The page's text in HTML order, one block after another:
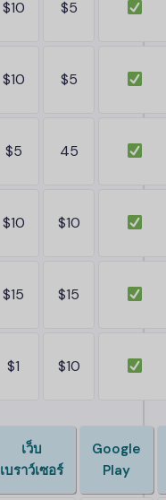
$10 $5
$10 $5
$5 45
$10 $10
$15 $15
$1 $10
เว็บ
เบราว์เซอร์
Google
Play